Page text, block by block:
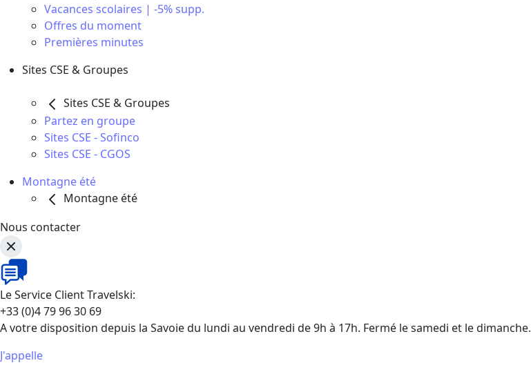
Vacances scolaires | -5% supp.
Offres du moment
Premières minutes
Sites CSE & Groupes
Sites CSE & Groupes
Partez en groupe
Sites CSE - Sofinco
Sites CSE - CGOS
Montagne été
Montagne été
Nous contacter
Le Service Client Travelski:
+33 (0)4 79 96 30 69
A votre disposition depuis la Savoie du lundi au vendredi de 9h à 17h. Fermé le samedi et le dimanche.
J'appelle